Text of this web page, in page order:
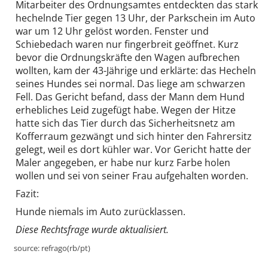
Mitarbeiter des Ordnungsamtes entdeckten das stark
hechelnde Tier gegen 13 Uhr, der Parkschein im Auto
war um 12 Uhr gelöst worden. Fenster und
Schiebedach waren nur fingerbreit geöffnet. Kurz
bevor die Ordnungskräfte den Wagen aufbrechen
wollten, kam der 43-Jährige und erklärte: das Hecheln
seines Hundes sei normal. Das liege am schwarzen
Fell. Das Gericht befand, dass der Mann dem Hund
erhebliches Leid zugefügt habe. Wegen der Hitze
hatte sich das Tier durch das Sicherheitsnetz am
Kofferraum gezwängt und sich hinter den Fahrersitz
gelegt, weil es dort kühler war. Vor Gericht hatte der
Maler angegeben, er habe nur kurz Farbe holen
wollen und sei von seiner Frau aufgehalten worden.
Fazit:
Hunde niemals im Auto zurücklassen.
Diese Rechtsfrage wurde aktualisiert.
source: refrago(rb/pt)